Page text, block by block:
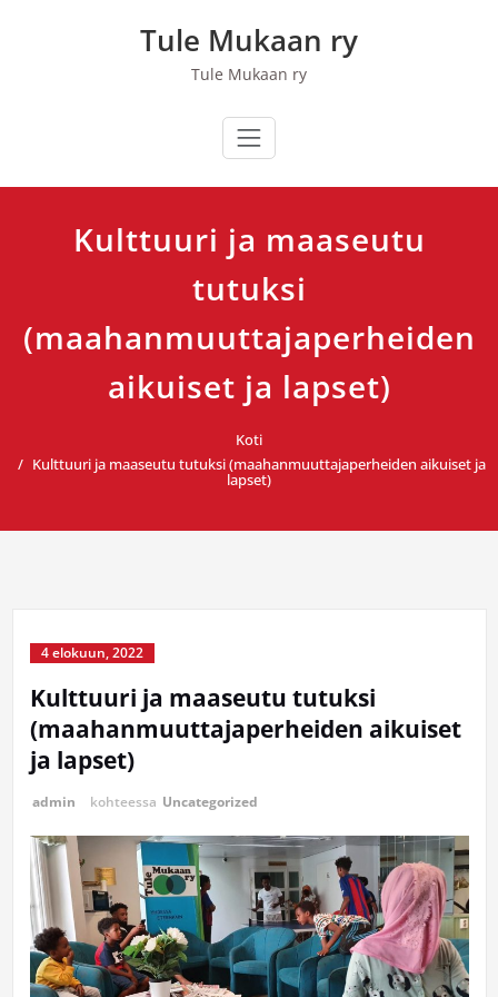
Tule Mukaan ry
Tule Mukaan ry
Kulttuuri ja maaseutu
tutuksi
(maahanmuuttajaperheiden
aikuiset ja lapset)
Koti
Kulttuuri ja maaseutu tutuksi (maahanmuuttajaperheiden aikuiset ja
lapset)
4 elokuun, 2022
Kulttuuri ja maaseutu tutuksi
(maahanmuuttajaperheiden aikuiset
ja lapset)
admin kohteessa Uncategorized